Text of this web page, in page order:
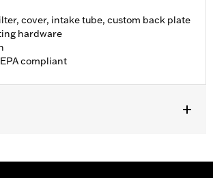
cover, intake tube, custom back plate
hardware
compliant